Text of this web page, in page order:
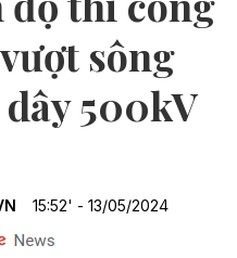
sông
500kV
15:52' - 13/05/2024